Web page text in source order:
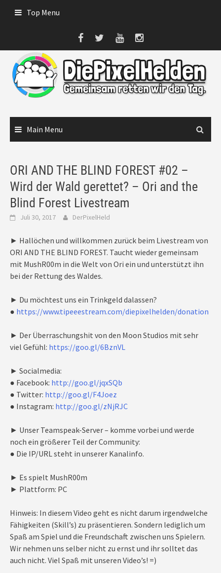
Top Menu
Main Menu
ORI AND THE BLIND FOREST #02 –
Wird der Wald gerettet? – Ori and the
Blind Forest Livestream
Juli 30, 2017 DerPixelHeld
► Hallöchen und willkommen zurück beim Livestream von
ORI AND THE BLIND FOREST. Taucht wieder gemeinsam
mit MushR00m in die Welt von Ori ein und unterstützt ihn
bei der Rettung des Waldes.
► Du möchtest uns ein Trinkgeld dalassen?
● https://www.tipeeestream.com/diepixelhelden/donation
► Der Überraschungshit von den Moon Studios mit sehr
viel Gefühl: https://goo.gl/6BznVL
► Socialmedia:
● Facebook: http://goo.gl/jqxSQb
● Twitter: http://goo.gl/F4Joez
● Instagram: http://goo.gl/zNjRJC
► Unser Teamspeak-Server – komme vorbei und werde
noch ein größerer Teil der Community:
● Die IP/URL steht in unserer Kanalinfo.
► Es spielt MushR00m
► Plattform: PC
Hinweis: In diesem Video geht es nicht darum irgendwelche
Fähigkeiten (Skill’s) zu präsentieren. Sondern lediglich um
Spaß am Spiel und die Freundschaft zwischen uns Spielern.
Wir nehmen uns selber nicht zu ernst und ihr solltet das
auch nicht. Viel Spaß mit unseren Video’s! =)